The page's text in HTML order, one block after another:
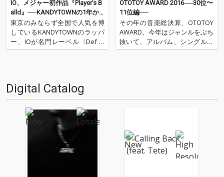
IO、メジャー初作品『Player’s B
alld』──KANDYTOWNの1年か
ら追う今作
東京のみならず全国で人気を博
しているKANDYTOWNのラッパ
ー、IOが名門レーベル〈Def Ja
m Recordings〉よりメジャー・
ストYo…
OTOTOY AWARD 2016──30位〜
11位編──
その年の音楽総決算、OTOTOY
AWARD。今年はジャンルをぶち
抜いて、アルバム、シングル含
めて総合チャートとして、2016
2017年へい…
Digital Catalog